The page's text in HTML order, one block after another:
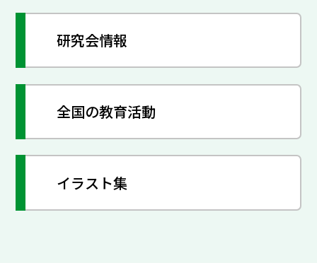
研究会情報
全国の教育活動
イラスト集